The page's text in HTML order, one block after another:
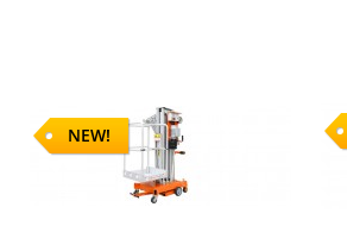
NEW!